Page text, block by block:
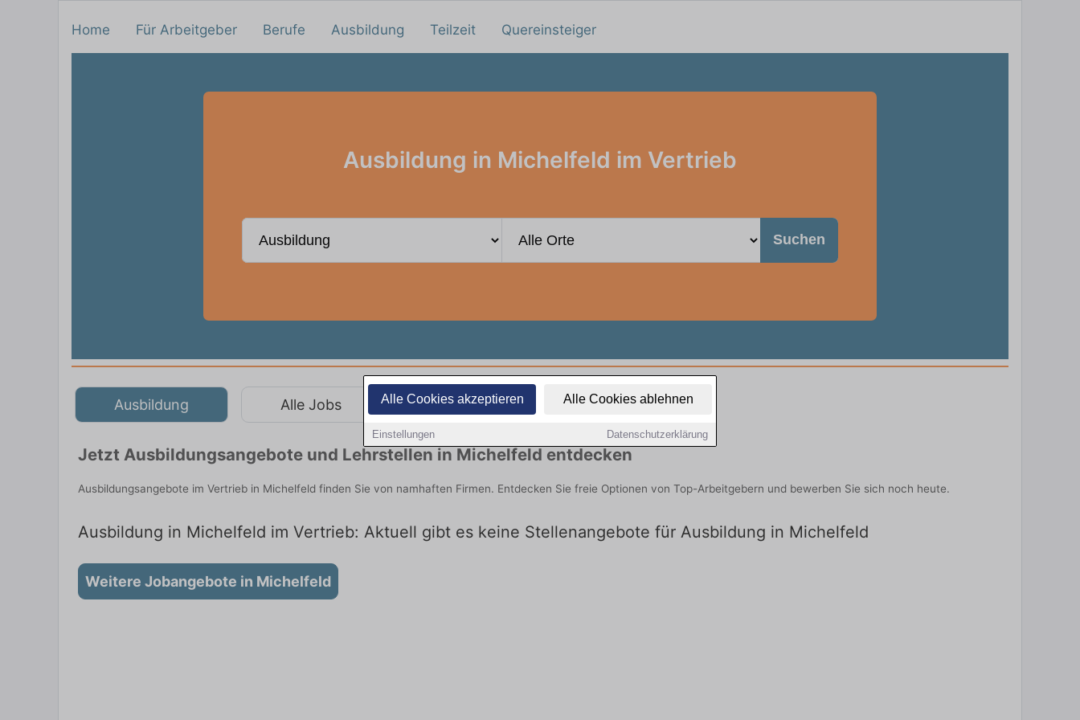
Alle Cookies akzeptieren Alle Cookies ablehnen
Einstellungen Datenschutzerklärung
Home Für Arbeitgeber Berufe Ausbildung Teilzeit Quereinsteiger
Ausbildung in Michelfeld im Vertrieb
Suchen
Ausbildung Alle Jobs Teilzeit Quereinsteiger
Jetzt Ausbildungsangebote und Lehrstellen in Michelfeld entdecken
Ausbildungsangebote im Vertrieb in Michelfeld finden Sie von namhaften Firmen. Entdecken Sie freie Optionen von Top-Arbeitgebern und bewerben Sie sich noch heute.
Ausbildung in Michelfeld im Vertrieb: Aktuell gibt es keine Stellenangebote für Ausbildung in Michelfeld
Weitere Jobangebote in Michelfeld